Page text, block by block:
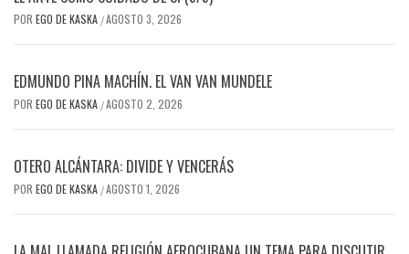
POR EGO DE KASKA /AGOSTO 3, 2026
EDMUNDO PINA MACHÍN. EL VAN VAN MUNDELE
POR EGO DE KASKA /AGOSTO 2, 2026
OTERO ALCÁNTARA: DIVIDE Y VENCERÁS
POR EGO DE KASKA /AGOSTO 1, 2026